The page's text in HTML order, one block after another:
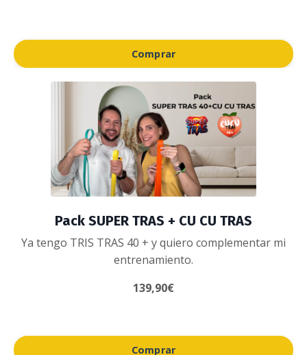
Comprar
Pack SUPER TRAS + CU CU TRAS
Ya tengo TRIS TRAS 40 + y quiero complementar mi
entrenamiento.
139,90€
Comprar